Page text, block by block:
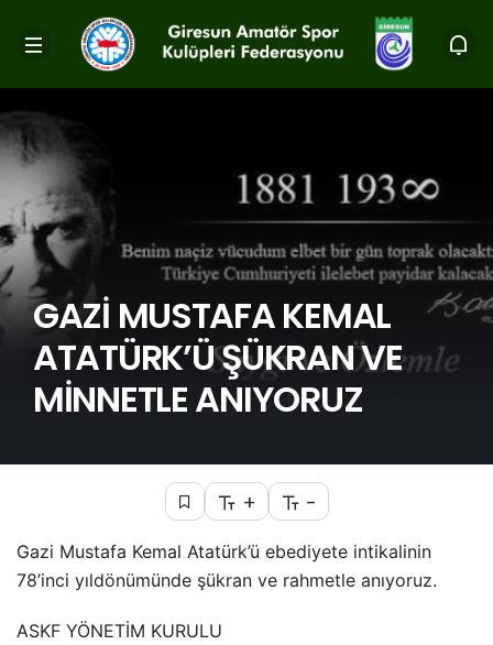
GAZİ MUSTAFA KEMAL
ATATÜRK’Ü ŞÜKRAN VE
MİNNETLE ANIYORUZ
+ -
Gazi Mustafa Kemal Atatürk’ü ebediyete intikalinin
78’inci yıldönümünde şükran ve rahmetle anıyoruz.
ASKF YÖNETİM KURULU